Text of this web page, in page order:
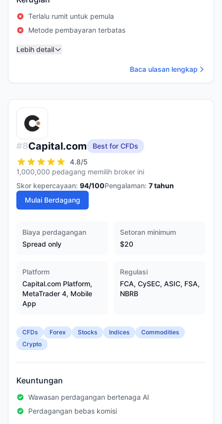
Terlalu rumit untuk pemula
Metode pembayaran terbatas
Lebih detail
Baca ulasan lengkap
#8Capital.com
Best for CFDs
4.8/5
1,000,000 pedagang memilih broker ini
Skor kepercayaan: 94/100Pengalaman: 7tahun
Mulai Berdagang
Biaya perdagangan
Spread only
Setoran minimum
$20
Platform
Capital.com Platform,
MetaTrader 4, Mobile
App
Regulasi
FCA, CySEC, ASIC, FSA,
NBRB
CFDs Forex Stocks Indices
Commodities
Crypto
Keuntungan
Wawasan perdagangan bertenaga AI
Perdagangan bebas komisi